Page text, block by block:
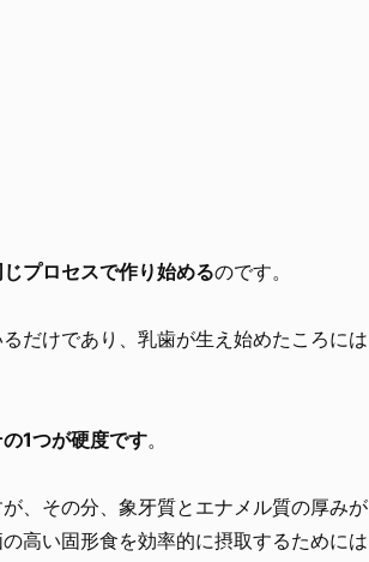
プロセスで作り始めるのです。
だけであり、乳歯が生え始めたころには
1つが硬度です。
、その分、象牙質とエナメル質の厚みが
高い固形食を効率的に摂取するためには